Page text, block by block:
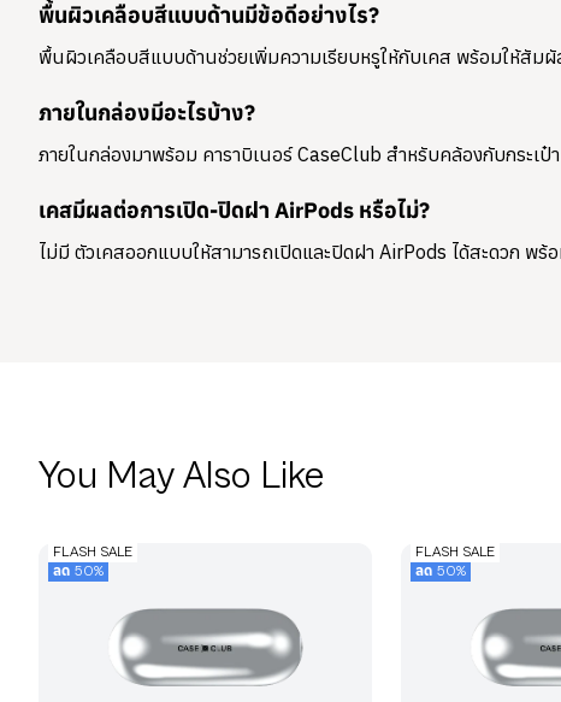
พื้นผิวเคลือบสีแบบด้านมีข้อดีอย่างไร?
พื้นผิวเคลือบสีแบบด้านช่วยเพิ่มความเรียบหรูให้กับเคส พร้อมให้สัมผั
ภายในกล่องมีอะไรบ้าง?
ภายในกล่องมาพร้อม คาราบิเนอร์ CaseClub สำหรับคล้องกับกระเ
เคสมีผลต่อการเปิด-ปิดฝา AirPods หรือไม่?
ไม่มี ตัวเคสออกแบบให้สามารถเปิดและปิดฝา AirPods ได้สะดวก พร้
You May Also Like
FLASH SALE
ลด 50%
FLASH SALE
ลด 50%